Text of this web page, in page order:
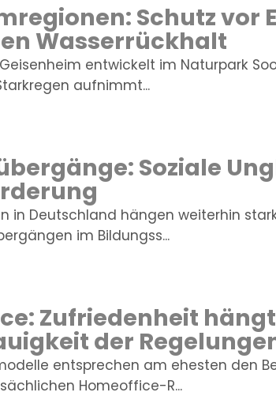
Schutz vor
Wasserrückhalt
entwickelt im Naturpark
aufnimmt...
Soziale
in Deutschland hängen weiterhin
im Bildungss...
Zufriedenheit
der
entsprechen am ehesten den
Homeoffice-R...